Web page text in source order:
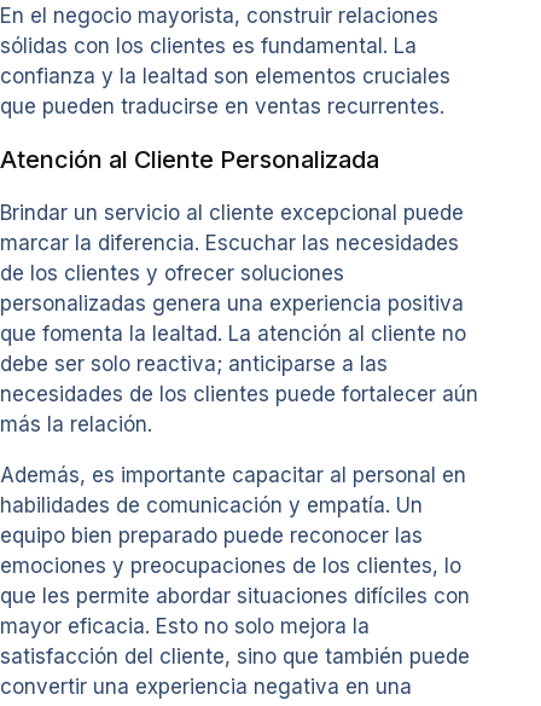
En el negocio mayorista, construir relaciones
sólidas con los clientes es fundamental. La
confianza y la lealtad son elementos cruciales
que pueden traducirse en ventas recurrentes.
Atención al Cliente Personalizada
Brindar un servicio al cliente excepcional puede
marcar la diferencia. Escuchar las necesidades
de los clientes y ofrecer soluciones
personalizadas genera una experiencia positiva
que fomenta la lealtad. La atención al cliente no
debe ser solo reactiva; anticiparse a las
necesidades de los clientes puede fortalecer aún
más la relación.
Además, es importante capacitar al personal en
habilidades de comunicación y empatía. Un
equipo bien preparado puede reconocer las
emociones y preocupaciones de los clientes, lo
que les permite abordar situaciones difíciles con
mayor eficacia. Esto no solo mejora la
satisfacción del cliente, sino que también puede
convertir una experiencia negativa en una